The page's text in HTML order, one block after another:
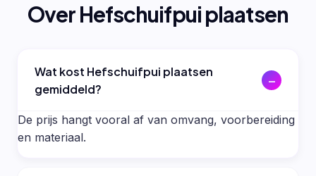
Over Hefschuifpui plaatsen
Wat kost Hefschuifpui plaatsen
gemiddeld?
De prijs hangt vooral af van omvang, voorbereiding
en materiaal.